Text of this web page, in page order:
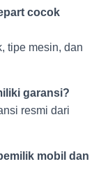
cocok
tipe mesin, dan
garansi?
resmi dari
mobil dan